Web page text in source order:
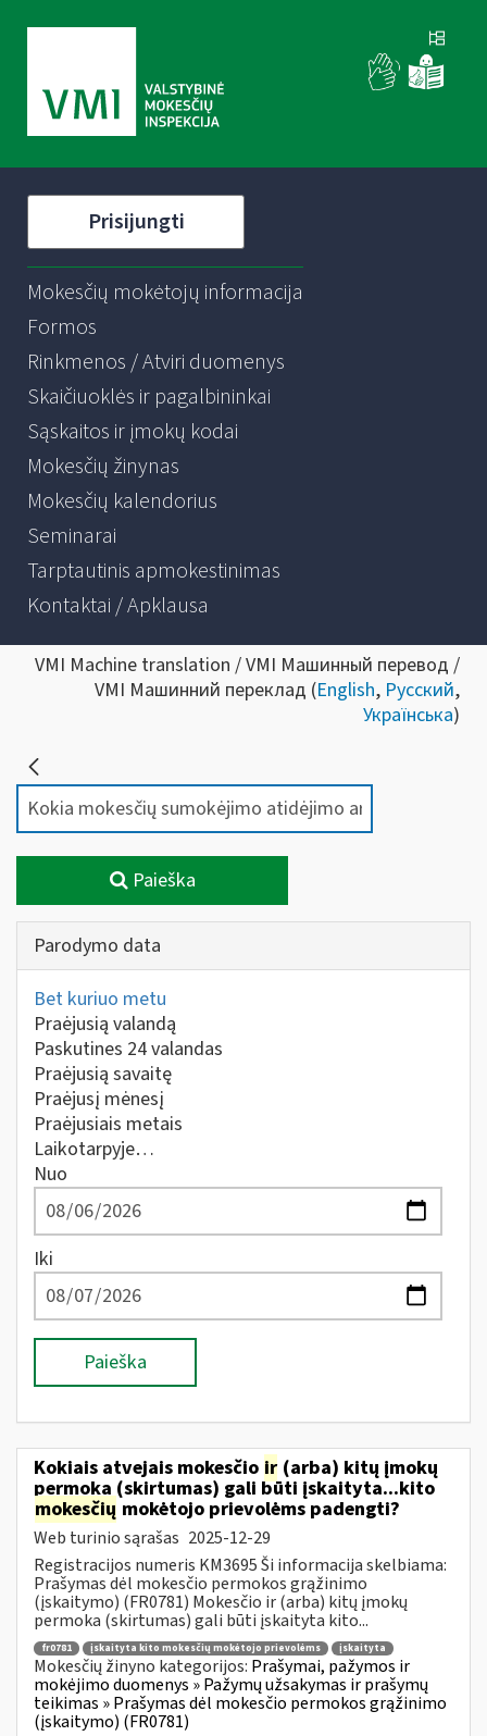
Prisijungti
Mokesčių mokėtojų informacija
Formos
Rinkmenos / Atviri duomenys
Skaičiuoklės ir pagalbininkai
Sąskaitos ir įmokų kodai
Mokesčių žinynas
Mokesčių kalendorius
Seminarai
Tarptautinis apmokestinimas
Kontaktai / Apklausa
VMI Machine translation / VMI Машинный перевод /
VMI Машинний переклад (English, Русский,
Українська)
Paieška
Parodymo data
Bet kuriuo metu
Praėjusią valandą
Paskutines 24 valandas
Praėjusią savaitę
Praėjusį mėnesį
Praėjusiais metais
Laikotarpyje…
Nuo
Iki
Paieška
Kokiais atvejais mokesčio ir (arba) kitų įmokų
permoka (skirtumas) gali būti įskaityta...kito
mokesčių mokėtojo prievolėms padengti?
Web turinio sąrašas 2025-12-29
Registracijos numeris KM3695 Ši informacija skelbiama:
Prašymas dėl mokesčio permokos grąžinimo
(įskaitymo) (FR0781) Mokesčio ir (arba) kitų įmokų
permoka (skirtumas) gali būti įskaityta kito...
fr0781 įskaityta kito mokesčių mokėtojo prievolėms įskaityta
Mokesčių žinyno kategorijos: Prašymai, pažymos ir
mokėjimo duomenys » Pažymų užsakymas ir prašymų
teikimas » Prašymas dėl mokesčio permokos grąžinimo
(įskaitymo) (FR0781)